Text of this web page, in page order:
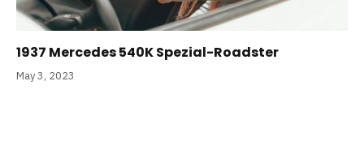
1937 Mercedes 540K Spezial-Roadster
May 3, 2023